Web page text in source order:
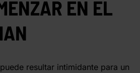
EN EL
resultar intimidante para un